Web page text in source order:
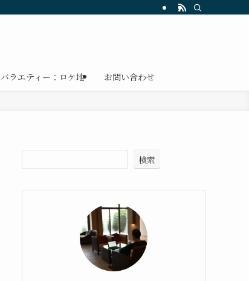
バラエティー：ロケ地 お問い合わせ
検索